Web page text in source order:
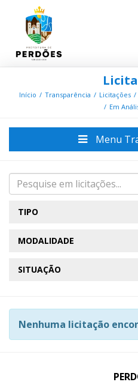
Início Transparência Licitações
Em
Menu
TIPO
MODALIDADE
SITUAÇÃO
Nenhuma licitação